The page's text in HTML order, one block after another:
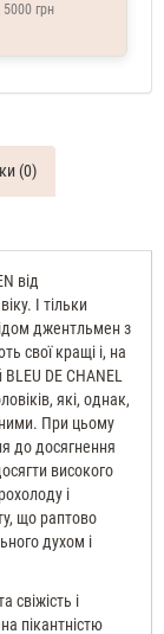
грн
(0)
від
І тільки
джентльмен з
свої кращі і, на
DE CHANEL
які, однак,
При цьому
до досягнення
високого
і
що раптово
духом і
свіжість і
​​пікантністю